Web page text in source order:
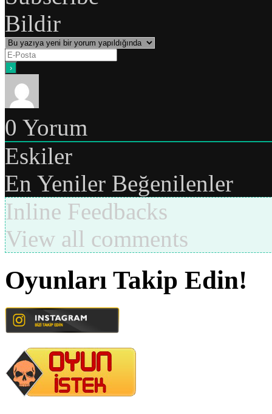
Bildir
0 Yorum
Eskiler
En Yeniler Beğenilenler
Inline Feedbacks
View all comments
Oyunları Takip Edin!